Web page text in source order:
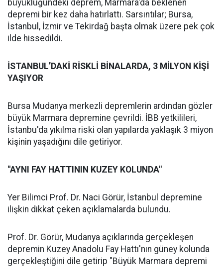
büyüklüğündeki deprem, Marmara'da beklenen
depremi bir kez daha hatırlattı. Sarsıntılar; Bursa,
İstanbul, İzmir ve Tekirdağ başta olmak üzere pek çok
ilde hissedildi.
İSTANBUL’DAKİ RİSKLİ BİNALARDA, 3 MİLYON KİŞİ
YAŞIYOR
Bursa Mudanya merkezli depremlerin ardından gözler
büyük Marmara depremine çevrildi. İBB yetkilileri,
İstanbu'da yıkılma riski olan yapılarda yaklaşık 3 miyon
kişinin yaşadığını dile getiriyor.
"AYNI FAY HATTININ KUZEY KOLUNDA"
Yer Bilimci Prof. Dr. Naci Görür, İstanbul depremine
ilişkin dikkat çeken açıklamalarda bulundu.
Prof. Dr. Görür, Mudanya açıklarında gerçekleşen
depremin Kuzey Anadolu Fay Hattı'nın güney kolunda
gerçekleştiğini dile getirip "Büyük Marmara depremi